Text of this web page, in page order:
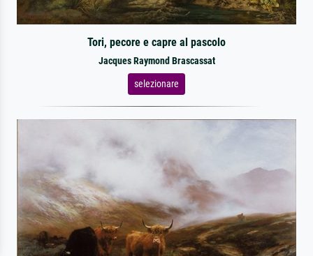
Tori, pecore e capre al pascolo
Jacques Raymond Brascassat
selezionare